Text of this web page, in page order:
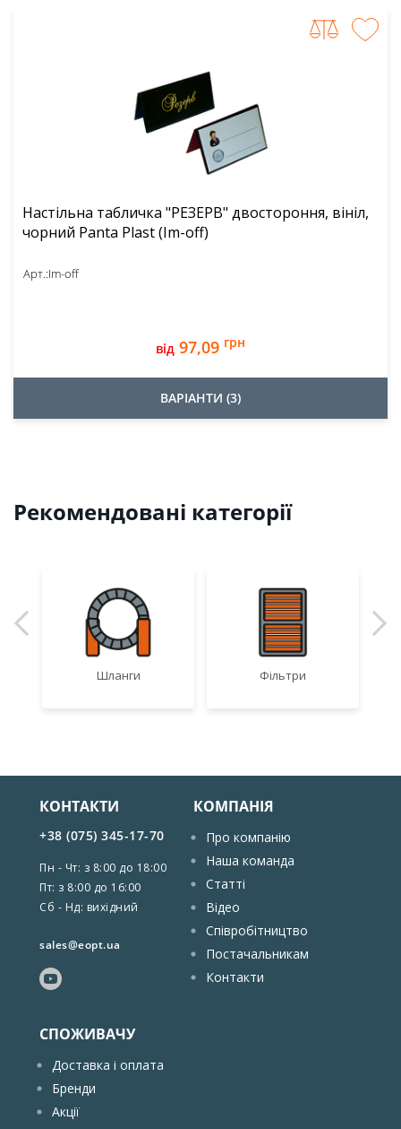
Настільна табличка "РЕЗЕРВ" двостороння, вініл,
чорний Panta Plast (Im-off)
Арт.:Im-off
від 97,09 грн
ВАРІАНТИ (3)
Рекомендовані категорії
Шланги Фільтри
КОНТАКТИ
+38 (075) 345-17-70
Пн - Чт: з 8:00 до 18:00
Пт: з 8:00 до 16:00
Сб - Нд: вихідний
sales@eopt.ua
КОМПАНІЯ
Про компанію
Наша команда
Статті
Відео
Співробітництво
Постачальникам
Контакти
СПОЖИВАЧУ
Доставка і оплата
Бренди
Акції